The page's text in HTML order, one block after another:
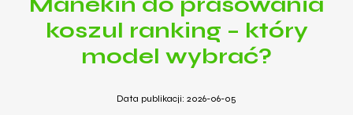
koszul ranking – który
model wybrać?
Data publikacji: 2026-06-05